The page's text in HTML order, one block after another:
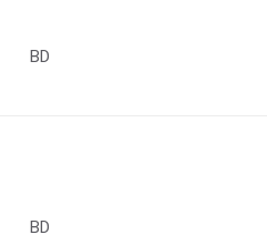
BD
BD